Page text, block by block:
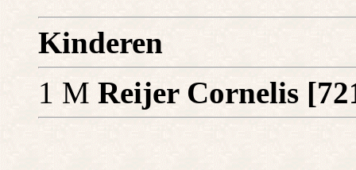
Kinderen
1 M Reijer Cornelis